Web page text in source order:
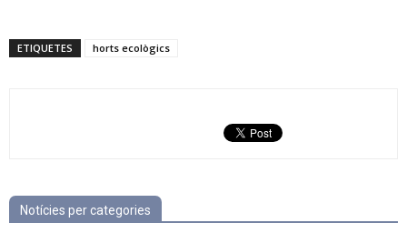
ETIQUETES horts ecològics
Notícies per categories